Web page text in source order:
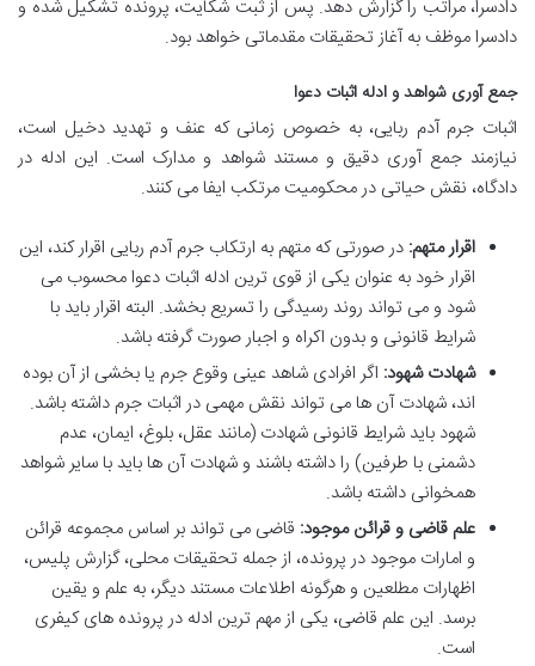
دادسرا، مراتب را گزارش دهد. پس از ثبت شکایت، پرونده تشکیل شده و
دادسرا موظف به آغاز تحقیقات مقدماتی خواهد بود.
جمع آوری شواهد و ادله اثبات دعوا
اثبات جرم آدم ربایی، به خصوص زمانی که عنف و تهدید دخیل است،
نیازمند جمع آوری دقیق و مستند شواهد و مدارک است. این ادله در
دادگاه، نقش حیاتی در محکومیت مرتکب ایفا می کنند.
اقرار متهم: در صورتی که متهم به ارتکاب جرم آدم ربایی اقرار کند، این
اقرار خود به عنوان یکی از قوی ترین ادله اثبات دعوا محسوب می
شود و می تواند روند رسیدگی را تسریع بخشد. البته اقرار باید با
شرایط قانونی و بدون اکراه و اجبار صورت گرفته باشد.
شهادت شهود: اگر افرادی شاهد عینی وقوع جرم یا بخشی از آن بوده
اند، شهادت آن ها می تواند نقش مهمی در اثبات جرم داشته باشد.
شهود باید شرایط قانونی شهادت (مانند عقل، بلوغ، ایمان، عدم
دشمنی با طرفین) را داشته باشند و شهادت آن ها باید با سایر شواهد
همخوانی داشته باشد.
علم قاضی و قرائن موجود: قاضی می تواند بر اساس مجموعه قرائن
و امارات موجود در پرونده، از جمله تحقیقات محلی، گزارش پلیس،
اظهارات مطلعین و هرگونه اطلاعات مستند دیگر، به علم و یقین
برسد. این علم قاضی، یکی از مهم ترین ادله در پرونده های کیفری
است.